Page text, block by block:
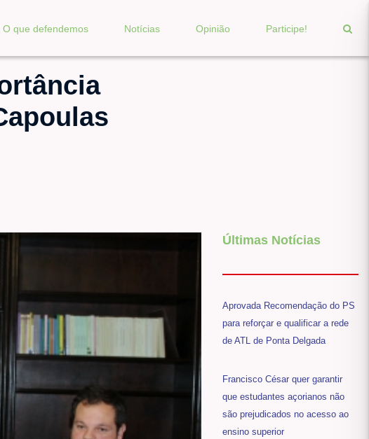
O que defendemos Notícias Opinião Participe!
Últimas Notícias
Aprovada Recomendação do PS
para reforçar e qualificar a rede
de ATL de Ponta Delgada
Francisco César quer garantir
que estudantes açorianos não
são prejudicados no acesso ao
ensino superior